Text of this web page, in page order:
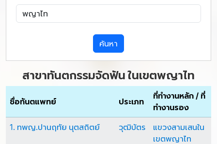
ค้นหา
สาขาทันตกรรมจัดฟัน ในเขตพญาไท
ชื่อทันตแพทย์ ประเภท
ที่ทำงานหลัก / ที่
ทำงานรอง
1. ทพญ.ปานฤทัย นุตสถิตย์ วุฒิบัตร
แขวงสามเสนใน
เขตพญาไท